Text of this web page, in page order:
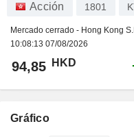
Acción 1801
Mercado cerrado - Hong Kong
10:08:13 07/08/2026
94,85 HKD
Gráfico